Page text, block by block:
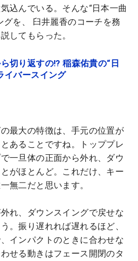
込んでいる。そんな“日本一曲
グを、 臼井麗香のコーチを務
してもらった。
切り返すの!? 稲森佑貴の“日
イバースイング
最大の特徴は、手元の位置が
あることですね。トッププレ
一旦体の正面から外れ、ダウ
がほとんど。これだけ、キー
無二だと思います。
れ、ダウンスイングで戻せな
。振り遅れれば遅れるほど、
インパクトのときに合わせな
せる動きはフェース開閉のタ